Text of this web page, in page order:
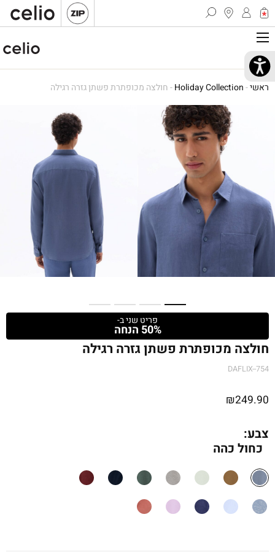
ראשי-
Holiday Collection
-חולצה מכופתרת פשתן גזרה רגילה
פריט שני ב-
50% הנחה
חולצה מכופתרת פשתן גזרה רגילה
DAFLIX--754
₪249.90
צבע:
כחול כהה